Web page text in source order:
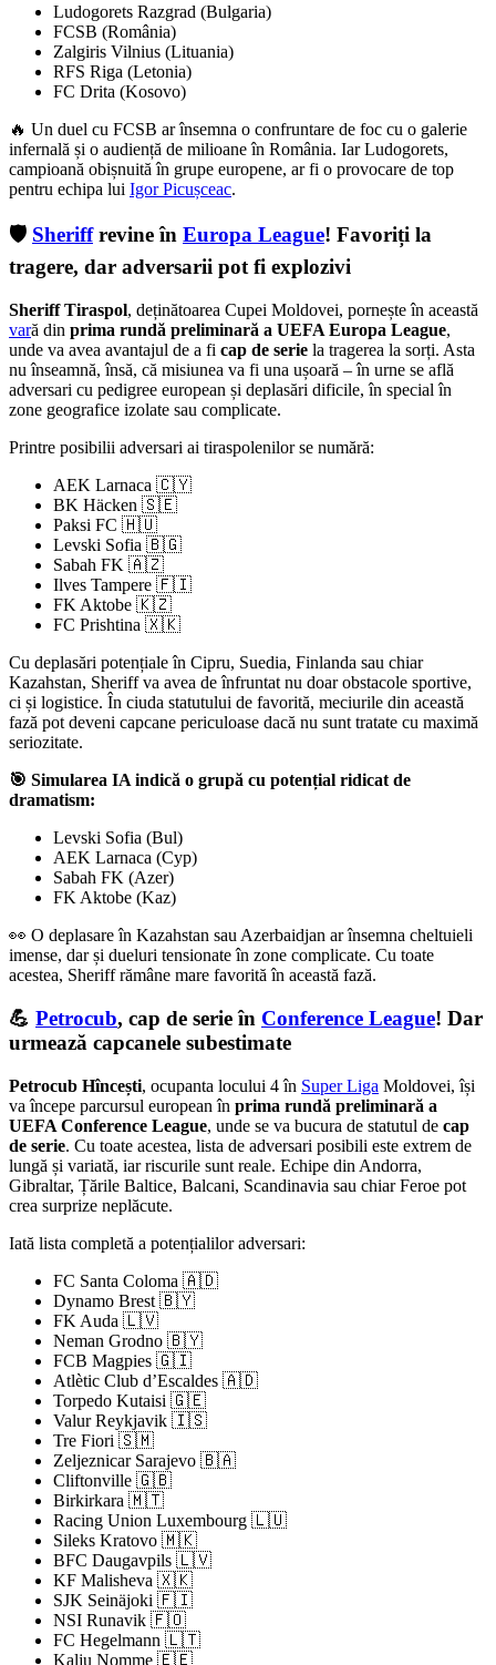
Ludogorets Razgrad (Bulgaria)
FCSB (România)
Zalgiris Vilnius (Lituania)
RFS Riga (Letonia)
FC Drita (Kosovo)
🔥 Un duel cu FCSB ar însemna o confruntare de foc cu o galerie
infernală și o audiență de milioane în România. Iar Ludogorets,
campioană obișnuită în grupe europene, ar fi o provocare de top
pentru echipa lui Igor Picușceac.
🛡️ Sheriffrevine în Europa League! Favoriți la
tragere, dar adversarii pot fi explozivi
Sheriff Tiraspol, deținătoarea Cupei Moldovei, pornește în această
vară din prima rundă preliminară a UEFA Europa League,
unde va avea avantajul de a fi cap de serie la tragerea la sorți. Asta
nu înseamnă, însă, că misiunea va fi una ușoară – în urne se află
adversari cu pedigree european și deplasări dificile, în special în
zone geografice izolate sau complicate.
Printre posibilii adversari ai tiraspolenilor se numără:
AEK Larnaca 🇨🇾
BK Häcken 🇸🇪
Paksi FC 🇭🇺
Levski Sofia 🇧🇬
Sabah FK 🇦🇿
Ilves Tampere 🇫🇮
FK Aktobe 🇰🇿
FC Prishtina 🇽🇰
Cu deplasări potențiale în Cipru, Suedia, Finlanda sau chiar
Kazahstan, Sheriff va avea de înfruntat nu doar obstacole sportive,
ci și logistice. În ciuda statutului de favorită, meciurile din această
fază pot deveni capcane periculoase dacă nu sunt tratate cu maximă
seriozitate.
🎯 Simularea IA indică o grupă cu potențial ridicat de
dramatism:
Levski Sofia (Bul)
AEK Larnaca (Cyp)
Sabah FK (Azer)
FK Aktobe (Kaz)
👀 O deplasare în Kazahstan sau Azerbaidjan ar însemna cheltuieli
imense, dar și dueluri tensionate în zone complicate. Cu toate
acestea, Sheriff rămâne mare favorită în această fază.
💪 Petrocub, cap de serie în Conference League! Dar
urmează capcanele subestimate
Petrocub Hîncești, ocupanta locului 4 în Super Liga Moldovei, își
va începe parcursul european în prima rundă preliminară a
UEFA Conference League, unde se va bucura de statutul de cap
de serie. Cu toate acestea, lista de adversari posibili este extrem de
lungă și variată, iar riscurile sunt reale. Echipe din Andorra,
Gibraltar, Țările Baltice, Balcani, Scandinavia sau chiar Feroe pot
crea surprize neplăcute.
Iată lista completă a potențialilor adversari:
FC Santa Coloma 🇦🇩
Dynamo Brest 🇧🇾
FK Auda 🇱🇻
Neman Grodno 🇧🇾
FCB Magpies 🇬🇮
Atlètic Club d’Escaldes 🇦🇩
Torpedo Kutaisi 🇬🇪
Valur Reykjavik 🇮🇸
Tre Fiori 🇸🇲
Zeljeznicar Sarajevo 🇧🇦
Cliftonville 🇬🇧
Birkirkara 🇲🇹
Racing Union Luxembourg 🇱🇺
Sileks Kratovo 🇲🇰
BFC Daugavpils 🇱🇻
KF Malisheva 🇽🇰
SJK Seinäjoki 🇫🇮
NSI Runavik 🇫🇴
FC Hegelmann 🇱🇹
Kalju Nomme 🇪🇪